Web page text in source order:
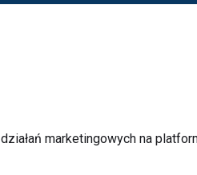
marketingowych na